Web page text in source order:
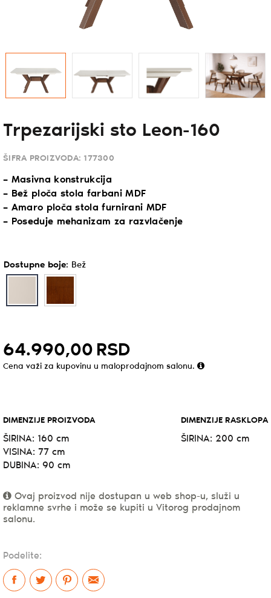
Trpezarijski sto Leon-160
ŠIFRA PROIZVODA: 177300
– Masivna konstrukcija
– Bež ploča stola farbani MDF
– Amaro ploča stola furnirani MDF
– Poseduje mehanizam za razvlačenje
Dostupne boje: Bež
64.990,00 RSD
Cena važi za kupovinu u maloprodajnom salonu.
DIMENZIJE PROIZVODA
ŠIRINA: 160 cm
VISINA: 77 cm
DUBINA: 90 cm
DIMENZIJE RASKLOPA
ŠIRINA: 200 cm
Ovaj proizvod nije dostupan u web shop-u, služi u
reklamne svrhe i može se kupiti u Vitorog prodajnom
salonu.
Podelite: